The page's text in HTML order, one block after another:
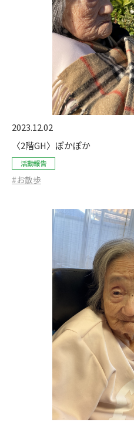
2023.12.02
〈2階GH〉ぽかぽか
活動報告
#お散歩